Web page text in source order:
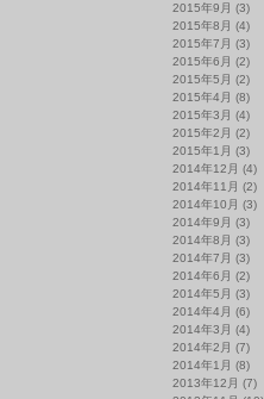
2015年9月 (3)
2015年8月 (4)
2015年7月 (3)
2015年6月 (2)
2015年5月 (2)
2015年4月 (8)
2015年3月 (4)
2015年2月 (2)
2015年1月 (3)
2014年12月 (4)
2014年11月 (2)
2014年10月 (3)
2014年9月 (3)
2014年8月 (3)
2014年7月 (3)
2014年6月 (2)
2014年5月 (3)
2014年4月 (6)
2014年3月 (4)
2014年2月 (7)
2014年1月 (8)
2013年12月 (7)